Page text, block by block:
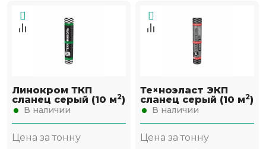
Линокром ТКП
сланец серый (10 м2)
В наличии
Цена за тонну
Те×ноэласт ЭКП
сланец серый (10 м2)
В наличии
Цена за тонну